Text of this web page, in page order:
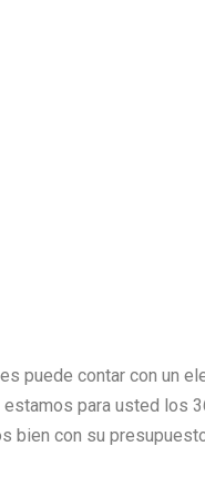
puede contar con un
para usted los
bien con su